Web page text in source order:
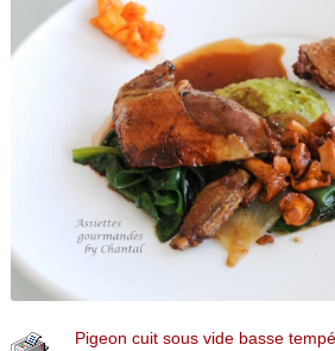
Pigeon cuit sous vide basse